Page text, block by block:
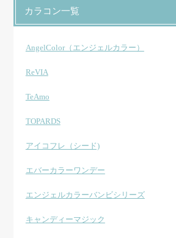
カラコン一覧
AngelColor（エンジェルカラー）
ReVIA
TeAmo
TOPARDS
アイコフレ（シード)
エバーカラーワンデー
エンジェルカラーバンビシリーズ
キャンディーマジック